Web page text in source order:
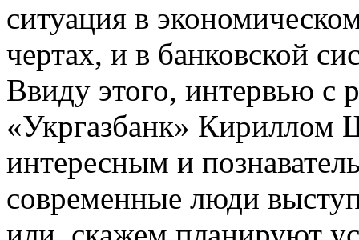
ситуация в
чертах, и в банковской
Ввиду этого, интервью с
«Укргазбанк» Кириллом
интересным и
современные люди